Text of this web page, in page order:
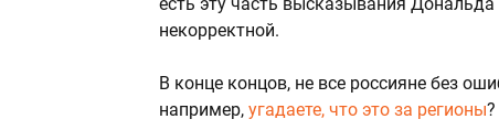
некорректной.
В конце концов, не все россияне без
например, угадаете, что это за регионы?